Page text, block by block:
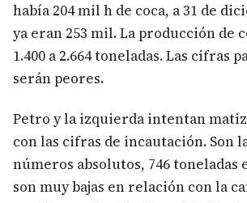
había 204 mil h de coca, a 31 de
ya eran 253 mil. La producción de
1.400 a 2.664 toneladas. Las cifras
serán peores.
Petro y la izquierda intentan
con las cifras de incautación. Son
números absolutos, 746 toneladas
son muy bajas en relación con la